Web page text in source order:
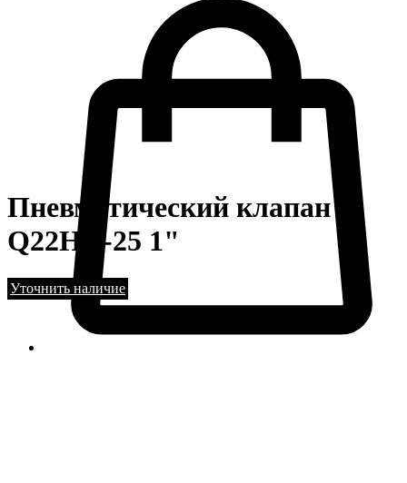
Пневматический клапан
Q22HD-25 1"
Уточнить наличие